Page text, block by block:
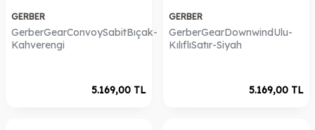
GERBER
GerberGearConvoySabitBıçak-
Kahverengi
5.169,00 TL
GERBER
GerberGearDownwindUlu-
KılıflıSatır-Siyah
5.169,00 TL